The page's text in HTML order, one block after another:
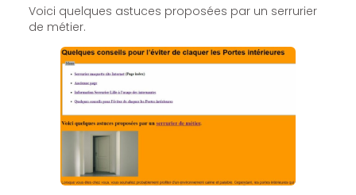
Voici quelques astuces proposées par un serrurier
de métier.